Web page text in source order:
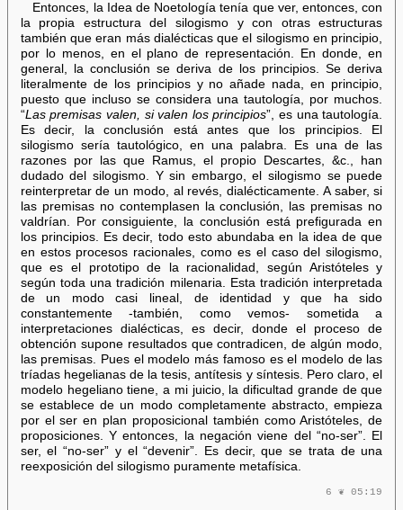
Entonces, la Idea de Noetología tenía que ver, entonces, con
la propia estructura del silogismo y con otras estructuras
también que eran más dialécticas que el silogismo en principio,
por lo menos, en el plano de representación. En donde, en
general, la conclusión se deriva de los principios. Se deriva
literalmente de los principios y no añade nada, en principio,
puesto que incluso se considera una tautología, por muchos.
“Las premisas valen, si valen los principios”, es una tautología.
Es decir, la conclusión está antes que los principios. El
silogismo sería tautológico, en una palabra. Es una de las
razones por las que Ramus, el propio Descartes, &c., han
dudado del silogismo. Y sin embargo, el silogismo se puede
reinterpretar de un modo, al revés, dialécticamente. A saber, si
las premisas no contemplasen la conclusión, las premisas no
valdrían. Por consiguiente, la conclusión está prefigurada en
los principios. Es decir, todo esto abundaba en la idea de que
en estos procesos racionales, como es el caso del silogismo,
que es el prototipo de la racionalidad, según Aristóteles y
según toda una tradición milenaria. Esta tradición interpretada
de un modo casi lineal, de identidad y que ha sido
constantemente -también, como vemos- sometida a
interpretaciones dialécticas, es decir, donde el proceso de
obtención supone resultados que contradicen, de algún modo,
las premisas. Pues el modelo más famoso es el modelo de las
tríadas hegelianas de la tesis, antítesis y síntesis. Pero claro, el
modelo hegeliano tiene, a mi juicio, la dificultad grande de que
se establece de un modo completamente abstracto, empieza
por el ser en plan proposicional también como Aristóteles, de
proposiciones. Y entonces, la negación viene del “no-ser”. El
ser, el “no-ser” y el “devenir”. Es decir, que se trata de una
reexposición del silogismo puramente metafísica.
6 ❦ 05:19